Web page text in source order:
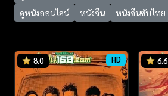
ดูหนังออนไลน์
หนังจีน หนังจีนซับไทย
8.0 HD 6.6